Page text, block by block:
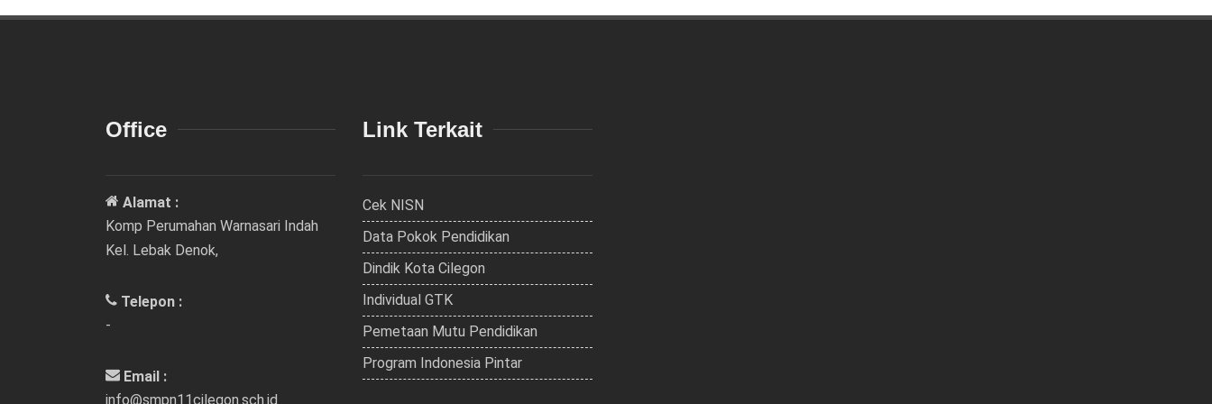
Office
Alamat :
Komp Perumahan Warnasari Indah
Kel. Lebak Denok,
Telepon :
-
Email :
info@smpn11cilegon.sch.id
Link Terkait
Cek NISN
Data Pokok Pendidikan
Dindik Kota Cilegon
Individual GTK
Pemetaan Mutu Pendidikan
Program Indonesia Pintar